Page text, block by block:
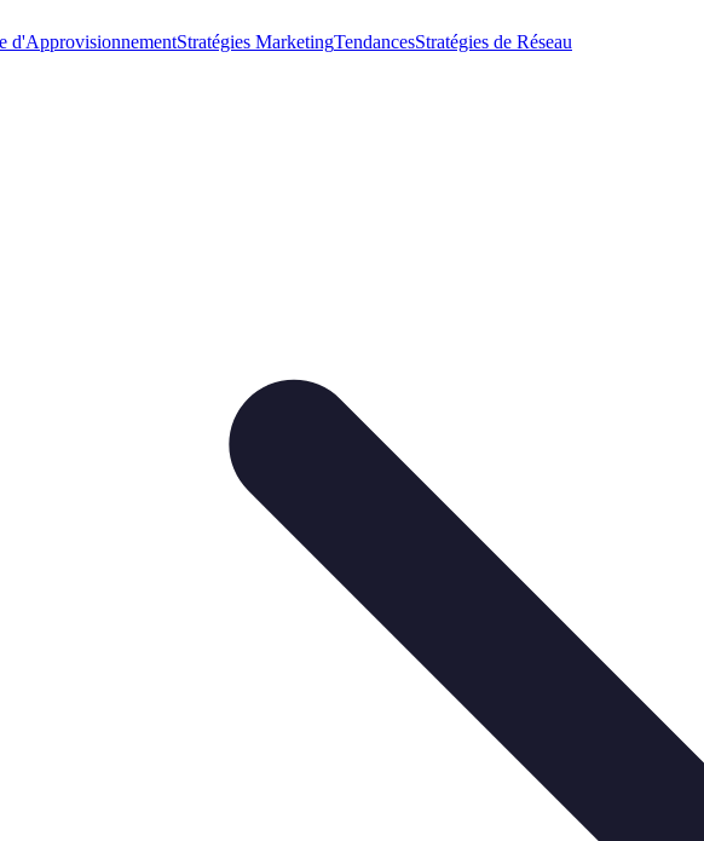
d'ApprovisionnementStratégies MarketingTendancesStratégies de Réseau